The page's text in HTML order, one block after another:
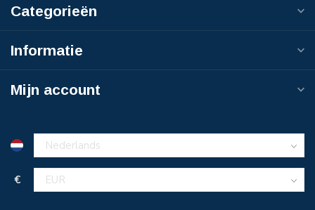
Categorieën
Informatie
Mijn account
€